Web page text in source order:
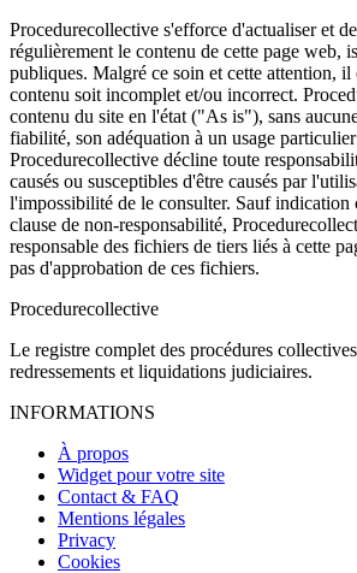
Procedurecollective s'efforce d'actualiser et
régulièrement le contenu de cette page web,
publiques. Malgré ce soin et cette attention, il
contenu soit incomplet et/ou incorrect.
contenu du site en l'état ("As is"), sans
fiabilité, son adéquation à un usage
Procedurecollective décline toute
causés ou susceptibles d'être causés par
l'impossibilité de le consulter. Sauf indication
clause de non-responsabilité,
responsable des fichiers de tiers liés à cette
pas d'approbation de ces fichiers.
Procedurecollective
Le registre complet des procédures
redressements et liquidations judiciaires.
INFORMATIONS
À propos
Widget pour votre site
Contact & FAQ
Mentions légales
Privacy
Cookies